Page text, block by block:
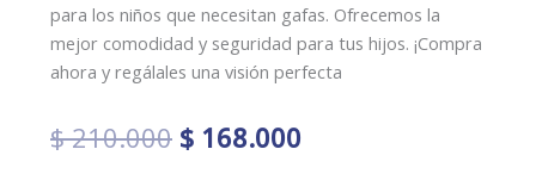
para los niños que necesitan gafas. Ofrecemos la
mejor comodidad y seguridad para tus hijos. ¡Compra
ahora y regálales una visión perfecta
$210.000 El
$ 168.000